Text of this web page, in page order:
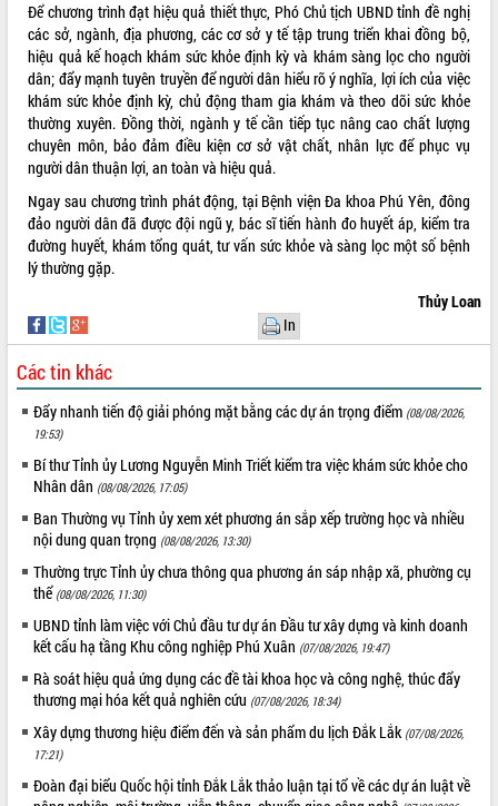
cải cách hành chính tỉnh Đắk Lắk
Kết nối tour, đẩy mạnh chuyển đổi số
để phát triển du lịch Đắk Lắk
Khởi động Dự án Đầu tư xây dựng hạ
tầng kỹ thuật Cụm công nghiệp Tân
Tiến
Gặp mặt các cơ quan báo chí nhân Kỷ
mạng Việt Nam
Đắk Lắk sơ kết 4 năm triển khai thực
hiện Đề án 06 của Chính phủ
Lắk
Khơi thông điểm nghẽn, đẩy nhanh
giải ngân vốn khắc phục thiên tai
HĐND tỉnh thông qua điều chỉnh Quy
hoạch tỉnh thời kỳ 2021-2030
Hội thảo góp ý hồ sơ điều chỉnh quy
hoạch tỉnh Đắk Lắk thời kỳ 2021-2030,
Nâng cao hiệu quả hoạt động của các
doanh nghiệp nhà nước
Hội nghị triển khai kết nối mạng
truyền số liệu chuyên dùng phục vụ cơ
quan Đảng, Nhà nước
Lễ phát động chuỗi hoạt động chung
tay làm sạch môi trường
Xã Ea Kar bước chuyển mình trong
công tác cải cách hành chính mô hình
mới
UBND tỉnh họp báo định kỳ tháng 4
năm 2026
Để chương trình đạt hiệu quả thiết thực, Phó Chủ tịch UBND tỉnh đề nghị
các sở, ngành, địa phương, các cơ sở y tế tập trung triển khai đồng bộ,
hiệu quả kế hoạch khám sức khỏe định kỳ và khám sàng lọc cho người
dân; đẩy mạnh tuyên truyền để người dân hiểu rõ ý nghĩa, lợi ích của việc
khám sức khỏe định kỳ, chủ động tham gia khám và theo dõi sức khỏe
thường xuyên. Đồng thời, ngành y tế cần tiếp tục nâng cao chất lượng
chuyên môn, bảo đảm điều kiện cơ sở vật chất, nhân lực để phục vụ
người dân thuận lợi, an toàn và hiệu quả.
Ngay sau chương trình phát động, tại Bệnh viện Đa khoa Phú Yên, đông
đảo người dân đã được đội ngũ y, bác sĩ tiến hành đo huyết áp, kiểm tra
đường huyết, khám tổng quát, tư vấn sức khỏe và sàng lọc một số bệnh
lý thường gặp.
Thủy Loan
In
Các tin khác
Đẩy nhanh tiến độ giải phóng mặt bằng các dự án trọng điểm (08/08/2026,
19:53)
Bí thư Tỉnh ủy Lương Nguyễn Minh Triết kiểm tra việc khám sức khỏe cho
Nhân dân (08/08/2026, 17:05)
Ban Thường vụ Tỉnh ủy xem xét phương án sắp xếp trường học và nhiều
nội dung quan trọng (08/08/2026, 13:30)
Thường trực Tỉnh ủy chưa thông qua phương án sáp nhập xã, phường cụ
thể (08/08/2026, 11:30)
UBND tỉnh làm việc với Chủ đầu tư dự án Đầu tư xây dựng và kinh doanh
kết cấu hạ tầng Khu công nghiệp Phú Xuân (07/08/2026, 19:47)
Rà soát hiệu quả ứng dụng các đề tài khoa học và công nghệ, thúc đẩy
thương mại hóa kết quả nghiên cứu (07/08/2026, 18:34)
Xây dựng thương hiệu điểm đến và sản phẩm du lịch Đắk Lắk (07/08/2026,
17:21)
Đoàn đại biểu Quốc hội tỉnh Đắk Lắk thảo luận tại tổ về các dự án luật về